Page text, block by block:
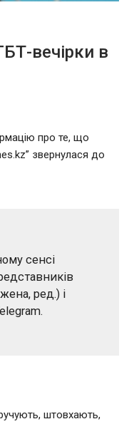
вечірки в
про те, що
звернулася до
сенсі
ред.) і
штовхають,